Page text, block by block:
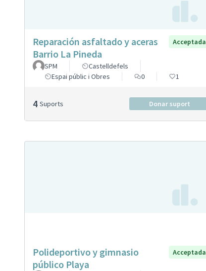
Reparación asfaltado y aceras
Barrio La Pineda
Acceptada
SPM
Castelldefels
Espai públic i Obres
0 1
4 Suports Donar suport
Polideportivo y gimnasio
público Playa
Acceptada